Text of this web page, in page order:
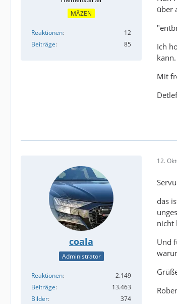
MÄZEN
Reaktionen
12
Beiträge
85
über
Ich
kann.
Mit
Detlef
coala
Administrator
Reaktionen
2.149
Beiträge
13.463
Bilder
374
12.
das
nicht
Und